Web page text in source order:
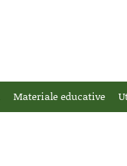
Materiale educative